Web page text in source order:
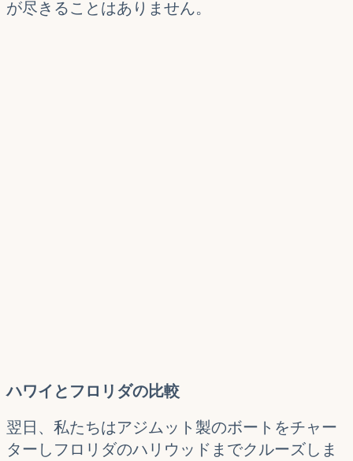
が尽きることはありません。
ハワイとフロリダの比較
翌日、私たちはアジムット製のボートをチャー
ターしフロリダのハリウッドまでクルーズしま